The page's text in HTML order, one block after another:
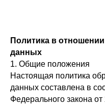
Политика в
данных
1. Общие положения
Настоящая политика
данных составлена в
Федерального закона